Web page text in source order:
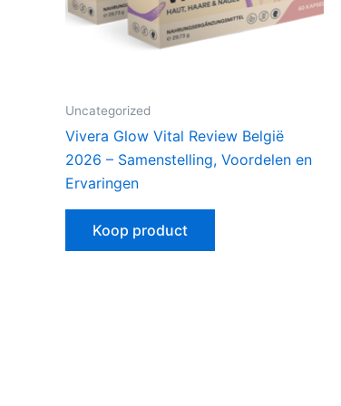
Uncategorized
Vivera Glow Vital Review België
2026 – Samenstelling, Voordelen en
Ervaringen
Koop product